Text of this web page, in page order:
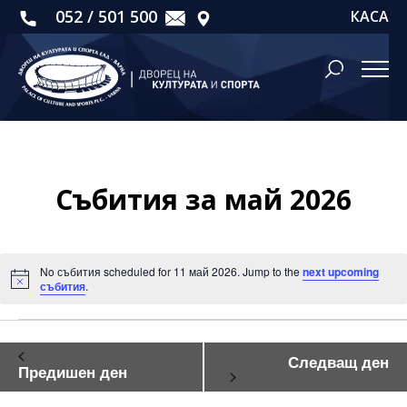
052 / 501 500 КАСА
Събития за май 2026
Notice
No събития scheduled for 11 май 2026. Jump to thenext upcoming
събития.
Събития
for
Предишен ден Следващ ден